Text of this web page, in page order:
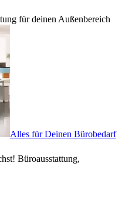
für deinen Außenbereich
Alles für Deinen Bürobedarf
Büroausstattung,